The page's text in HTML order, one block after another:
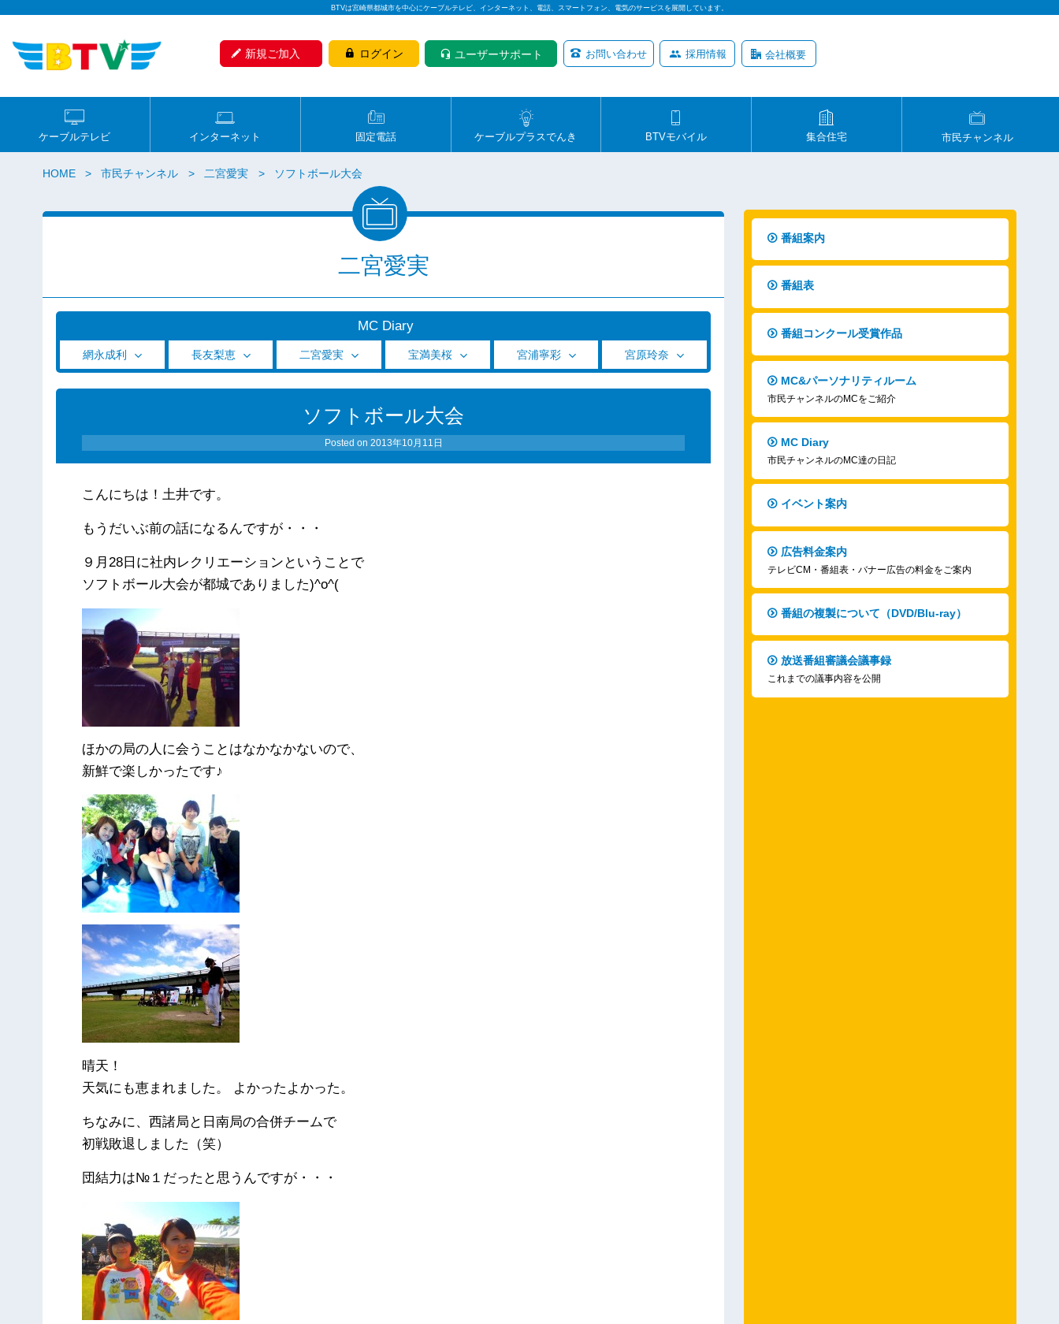
BTVは宮崎県都城市を中心にケーブルテレビ、インターネット、電話、スマートフォン、電気のサービスを展開しています。
新規ご加入 ログイン ユーザーサポート お問い合わせ 採用情報 会社概要
ケーブルテレビ インターネット 固定電話 ケーブルプラスでんき BTVモバイル 集合住宅 市民チャンネル
HOME 市民チャンネル 二宮愛実 ソフトボール大会
二宮愛実
MC Diary
網永成利 長友梨恵 二宮愛実 宝満美桜 宮浦寧彩 宮原玲奈
ソフトボール大会
Posted on 2013年10月11日
こんにちは！土井です。
もうだいぶ前の話になるんですが・・・
９月28日に社内レクリエーションということで
ソフトボール大会が都城でありました)^o^(
ほかの局の人に会うことはなかなかないので、
新鮮で楽しかったです♪
晴天！
天気にも恵まれました。 よかったよかった。
ちなみに、西諸局と日南局の合併チームで
初戦敗退しました（笑）
団結力は№１だったと思うんですが・・・
番組案内
番組表
番組コンクール受賞作品
MC&パーソナリティルーム
市民チャンネルのMCをご紹介
MC Diary
市民チャンネルのMC達の日記
イベント案内
広告料金案内
テレビCM・番組表・バナー広告の料金をご案内
番組の複製について（DVD/Blu-ray）
放送番組審議会議事録
これまでの議事内容を公開